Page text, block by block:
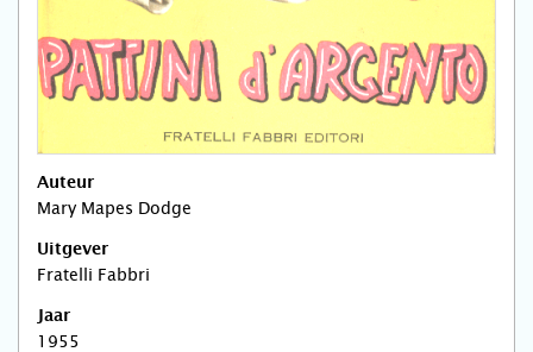
Auteur
Mary Mapes Dodge
Uitgever
Fratelli Fabbri
Jaar
1955